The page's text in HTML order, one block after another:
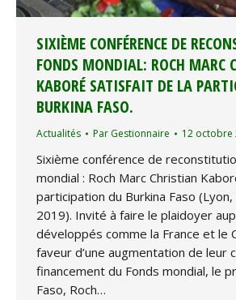
SIXIÈME CONFÉRENCE DE
FONDS MONDIAL: ROCH MARC
KABORÉ SATISFAIT DE LA
BURKINA FASO.
Actualités Par Gestionnaire 12 octobre
Sixième conférence de
mondial : Roch Marc Christian
participation du Burkina Faso
2019). Invité à faire le plaidoyer
développés comme la France et le
faveur d’une augmentation de leur
financement du Fonds mondial, le
Faso, Roch…